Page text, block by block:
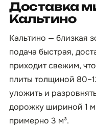
Доставка
Кальтино
Кальтино — близкая
подача быстрая,
приходит свежим,
плиты толщиной
уложить и
дорожку шириной 1
примерно 3 м³.